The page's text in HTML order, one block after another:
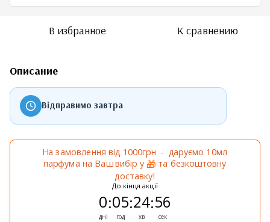
В избранное К сравнению
Описание
Відправимо завтра
На замовлення від 1000грн - даруємо 10мл
парфума на Ваш вибір у 🎁 та безкоштовну
доставку!
До кінця акції
0
дні
:05
год
:24
хв
:56
сек